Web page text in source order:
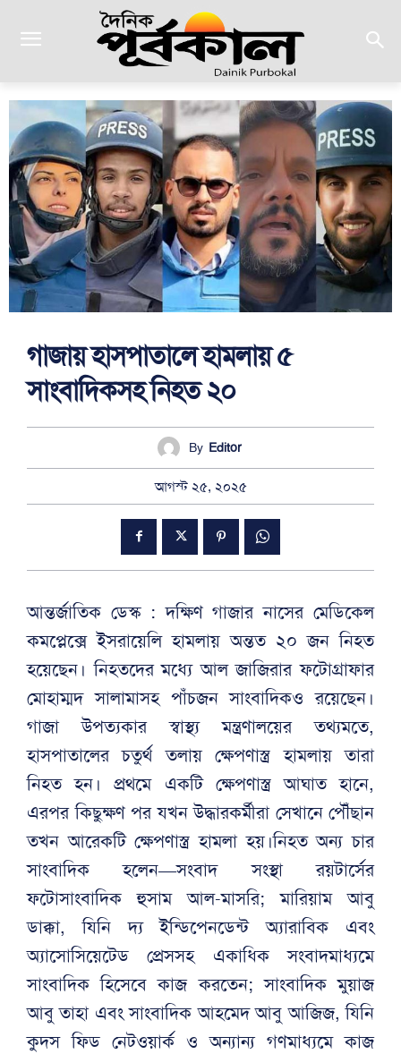
গাজায় হাসপাতালে হামলায় ৫
সাংবাদিকসহ নিহত ২০
By Editor
আগস্ট ২৫, ২০২৫
আন্তর্জাতিক ডেস্ক : দক্ষিণ গাজার নাসের মেডিকেল
কমপ্লেক্সে ইসরায়েলি হামলায় অন্তত ২০ জন নিহত
হয়েছেন। নিহতদের মধ্যে আল জাজিরার ফটোগ্রাফার
মোহাম্মদ সালামাসহ পাঁচজন সাংবাদিকও রয়েছেন।
গাজা উপত্যকার স্বাস্থ্য মন্ত্রণালয়ের তথ্যমতে,
হাসপাতালের চতুর্থ তলায় ক্ষেপণাস্ত্র হামলায় তারা
নিহত হন। প্রথমে একটি ক্ষেপণাস্ত্র আঘাত হানে,
এরপর কিছুক্ষণ পর যখন উদ্ধারকর্মীরা সেখানে পৌঁছান
তখন আরেকটি ক্ষেপণাস্ত্র হামলা হয়।নিহত অন্য চার
সাংবাদিক হলেন—সংবাদ সংস্থা রয়টার্সের
ফটোসাংবাদিক হুসাম আল-মাসরি; মারিয়াম আবু
ডাক্কা, যিনি দ্য ইন্ডিপেনডেন্ট অ্যারাবিক এবং
অ্যাসোসিয়েটেড প্রেসসহ একাধিক সংবাদমাধ্যমে
সাংবাদিক হিসেবে কাজ করতেন; সাংবাদিক মুয়াজ
আবু তাহা এবং সাংবাদিক আহমেদ আবু আজিজ, যিনি
কুদস ফিড নেটওয়ার্ক ও অন্যান্য গণমাধ্যমে কাজ